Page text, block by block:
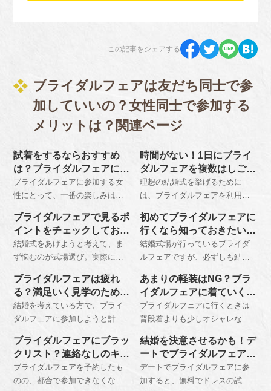
この記事をシェアする
ブライダルフェアは友だち同士で参
加していいの？女性同士で参加する
メリットは？関連ページ
試着をするならおすすめ
は？ブライダルフェアに行
く際の髪型
ブライダルフェアに参加する女
性にとって、一番の楽しみはド
す。その際のヘアメイクについ
ては、お呼ばれ程度でよいでし
ょう。体験ができるところもあ
ります。
時間がない！1日にブライ
ダルフェアを複数はしごす
る
理想の結婚式を挙げるために
は、ブライダルフェアを利用し
おすすめです。可能であるなら
ば一日に複数の会場をはしごし
て、サンプル数を増やしておき
ましょう。
ブライダルフェアで見るポ
イントをチェックしてお
く！
結婚式をあげようと考えて、ま
ず悩むのが式場選び。実際にブ
も、魅力的な式場がたくさんあ
りすぎて、余計に悩んでしまう
ということもあるのではないで
しょうか。参加前に自分たちの
チェックリストを作成し、必ず
持参するようにしましょう。
初めてブライダルフェアに
行くなら知っておきたいマ
ナー
結婚式場が行っているブライダ
ルフェアですが、必ずしも結婚
参加することができないという
ものではありません。しかし参
加する上ではマナーがあるとい
うことも知っておく必要があり
ます。
ブライダルフェアは疲れ
る？満足いく見学のために
知っておきたいこと
結婚を考えている方で、ブライ
ダルフェアに参加しようと計画
と疲れるだけで終わってしまう
ことになりかねないので、事前
に心構えを持っておくことをお
勧めします。
あまりの軽装はNG？ブラ
イダルフェアに着ていくべ
き服装は？
ブライダルフェアに行くときは
普段着よりも少しオシャレな服
羽織れる上着、秋冬なら軽めの
コートがあると重宝します。持
ち物はカメラ、ペンとメモ帳、
電卓は忘れずに、大きめのカバ
ブライダルフェアにブラッ
クリスト？連絡なしのキャ
ンセルはNG！
ブライダルフェアを予約したも
のの、都合で参加できなくなっ
結婚を決意させるかも！デ
ートでブライダルフェアを
楽しむポイント
デートでブライダルフェアに参
加すると、無料でドレスの試着